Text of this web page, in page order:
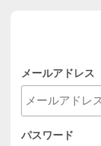
メールアドレス
パスワード